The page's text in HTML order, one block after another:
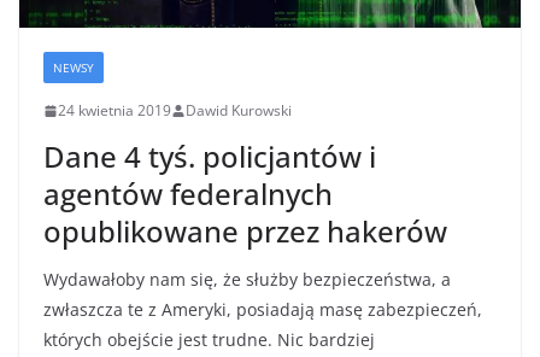
NEWSY
24 kwietnia 2019 Dawid Kurowski
Dane 4 tyś. policjantów i
agentów federalnych
opublikowane przez hakerów
Wydawałoby nam się, że służby bezpieczeństwa, a
zwłaszcza te z Ameryki, posiadają masę zabezpieczeń,
których obejście jest trudne. Nic bardziej